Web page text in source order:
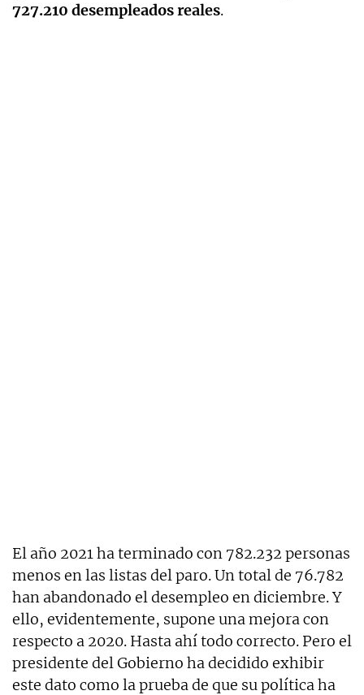
727.210 desempleados reales.
El año 2021 ha terminado con 782.232 personas
menos en las listas del paro. Un total de 76.782
han abandonado el desempleo en diciembre. Y
ello, evidentemente, supone una mejora con
respecto a 2020. Hasta ahí todo correcto. Pero el
presidente del Gobierno ha decidido exhibir
este dato como la prueba de que su política ha